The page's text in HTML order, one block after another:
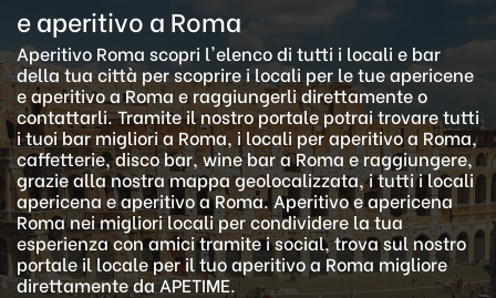
e aperitivo a Roma
Aperitivo Roma scopri l'elenco di tutti i locali e bar
della tua città per scoprire i locali per le tue apericene
e aperitivo a Roma e raggiungerli direttamente o
contattarli. Tramite il nostro portale potrai trovare tutti
i tuoi bar migliori a Roma, i locali per aperitivo a Roma,
caffetterie, disco bar, wine bar a Roma e raggiungere,
grazie alla nostra mappa geolocalizzata, i tutti i locali
apericena e aperitivo a Roma. Aperitivo e apericena
Roma nei migliori locali per condividere la tua
esperienza con amici tramite i social, trova sul nostro
portale il locale per il tuo aperitivo a Roma migliore
direttamente da APETIME.